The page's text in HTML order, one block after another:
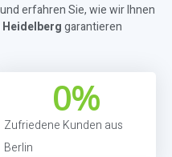
erfahren Sie, wie wir Ihnen
garantieren
Zufriedene Kunden aus
Berlin
0%